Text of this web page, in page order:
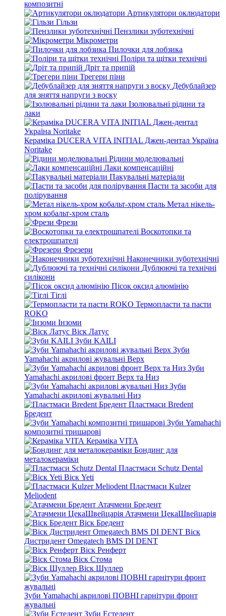
композитні
Артикулятори оклюдатори
Гільзи
Пензлики зуботехнічні
Мікрометри
Пилочки для лобзика
Поліри та щітки технічні
Дріт та припій
Трегери піни
Дебублайзер
для зняття напруги з воску
Ізолювальні рідини та
лаки
Кераміка DUCERA VITA INITIAL Джен-дентал Україна
Noritake
Рідини моделювальні
Лаки компенсаційні
Пакувальні матеріали
Пасти та засоби для
полірування
Метал нікель-
хром кобальт-хром сталь
Фрези
Воскотопки та
електрошпателі
Фрезери
Наконечники зуботехнічні
Дублюючі та технічні
силікони
Пісок оксид алюмінію
Тіглі
Термопласти та пасти
ROKO
Інзоми
Віск Латус
Зуби KAILI
Зуби
Yamahachi акрилові жувальні Верх
Зуби
Yamahachi акрилові фронт Верх та Низ
Зуби
Yamahachi акрилові жувальні Низ
Пластмаси Bredent
Бредент
Зуби Yamahachi
композитні тришарові
Кераміка VITA
Бондинг для
металокераміки
Пластмаси Schutz Dental
Віск Yeti
Пластмаси Kulzer
Meliodent
Атачмени Бредент
Атачмени ЦекаШвейцарія
Віск Бредент
Віск
Дистридент Omegatech BMS DI DENT
Віск Ренферт
Віск Стома
Віск Шуллер
Зуби Yamahachi акрилові ПОВНІ гарнітури фронт
жувальні
Зуби Естедент